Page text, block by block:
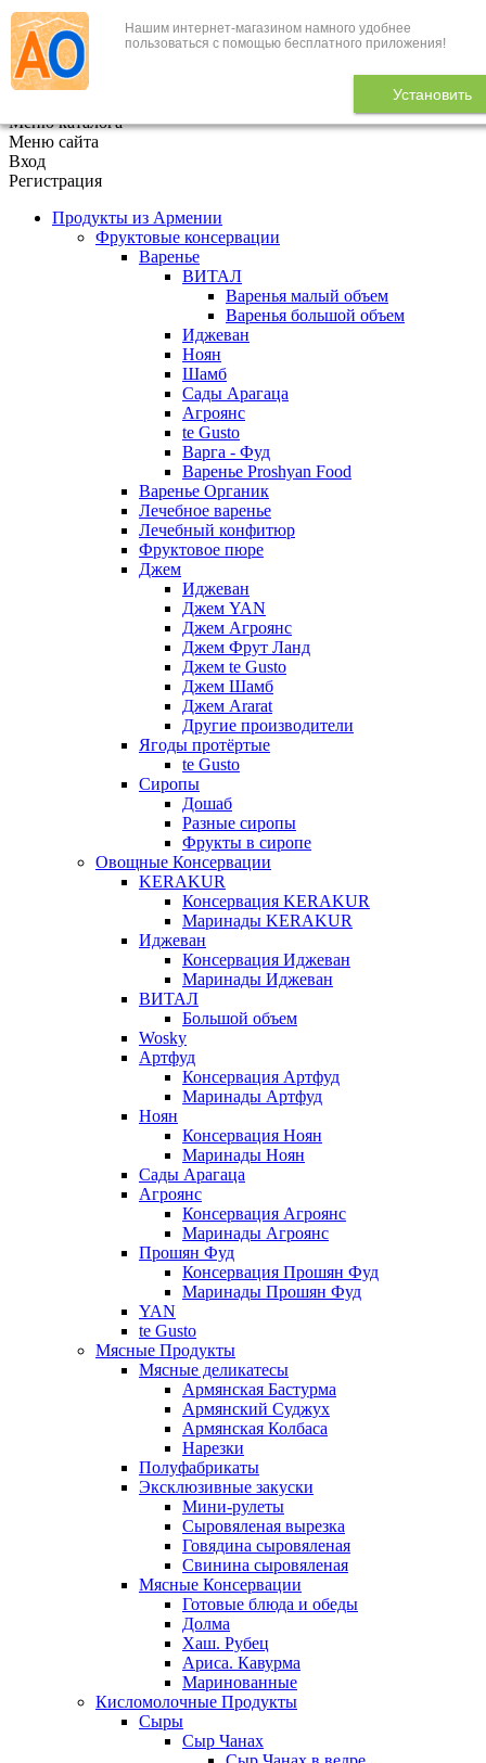
Нашим интернет-магазином намного удобнее
пользоваться с помощью бесплатного приложения!
Установить
+7 (495) 646-888-1
В корзине 0
Меню каталога
Меню сайта
Вход
Регистрация
Продукты из Армении
Фруктовые консервации
Варенье
ВИТАЛ
Варенья малый объем
Варенья большой объем
Иджеван
Ноян
Шамб
Сады Арагаца
Агроянс
te Gusto
Варга - Фуд
Варенье Proshyan Food
Варенье Органик
Лечебное варенье
Лечебный конфитюр
Фруктовое пюре
Джем
Иджеван
Джем YAN
Джем Агроянс
Джем Фрут Ланд
Джем te Gusto
Джем Шамб
Джем Ararat
Другие производители
Ягоды протёртые
te Gusto
Сиропы
Дошаб
Разные сиропы
Фрукты в сиропе
Овощные Консервации
KERAKUR
Консервация KERAKUR
Маринады KERAKUR
Иджеван
Консервация Иджеван
Маринады Иджеван
ВИТАЛ
Большой объем
Wosky
Артфуд
Консервация Артфуд
Маринады Артфуд
Ноян
Консервация Ноян
Маринады Ноян
Сады Арагаца
Агроянс
Консервация Агроянс
Маринады Агроянс
Прошян Фуд
Консервация Прошян Фуд
Маринады Прошян Фуд
YAN
te Gusto
Мясные Продукты
Мясные деликатесы
Армянская Бастурма
Армянский Суджух
Армянская Колбаса
Нарезки
Полуфабрикаты
Эксклюзивные закуски
Мини-рулеты
Сыровяленая вырезка
Говядина сыровяленая
Свинина сыровяленая
Мясные Консервации
Готовые блюда и обеды
Долма
Хаш. Рубец
Ариса. Кавурма
Маринованные
Кисломолочные Продукты
Сыры
Сыр Чанах